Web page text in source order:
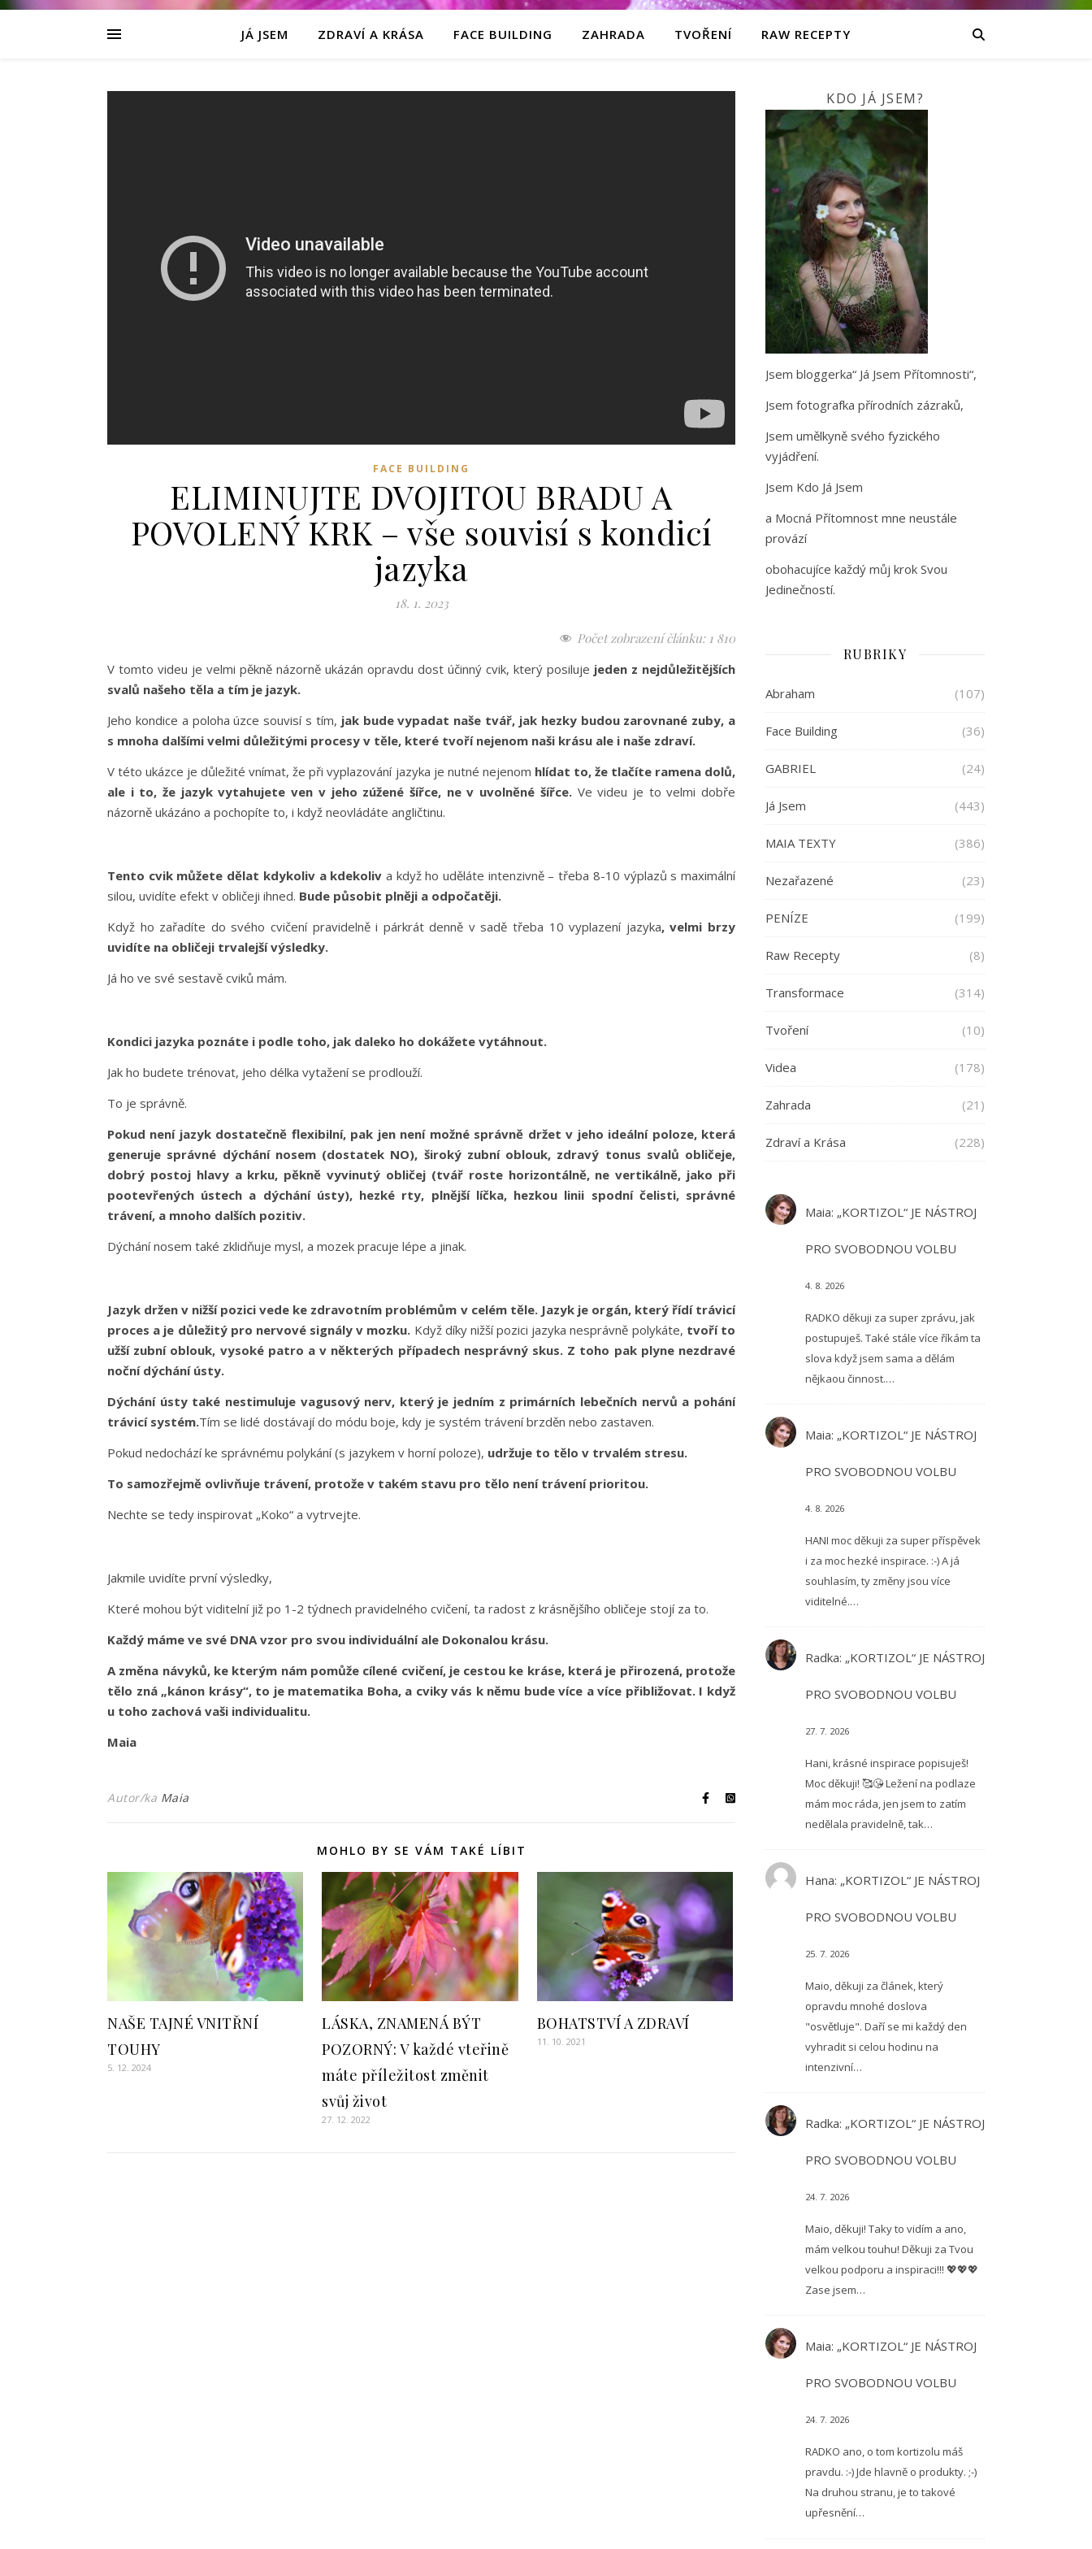
JÁ JSEM ZDRAVÍ A KRÁSA FACE BUILDING ZAHRADA TVOŘENÍ RAW RECEPTY
FACE BUILDING
ELIMINUJTE DVOJITOU BRADU A
POVOLENÝ KRK – vše souvisí s kondicí
jazyka
18. 1. 2023
Počet zobrazení článku: 1 810
V tomto videu je velmi pěkně názorně ukázán opravdu dost účinný cvik, který posiluje jeden z nejdůležitějších
svalů našeho těla a tím je jazyk.
Jeho kondice a poloha úzce souvisí s tím, jak bude vypadat naše tvář, jak hezky budou zarovnané zuby, a
s mnoha dalšími velmi důležitými procesy v těle, které tvoří nejenom naši krásu ale i naše zdraví.
V této ukázce je důležité vnímat, že při vyplazování jazyka je nutné nejenom hlídat to, že tlačíte ramena dolů,
ale i to, že jazyk vytahujete ven v jeho zúžené šířce, ne v uvolněné šířce.Ve videu je to velmi dobře
názorně ukázáno a pochopíte to, i když neovládáte angličtinu.
Tento cvik můžete dělat kdykoliv a kdekoliv a když ho uděláte intenzivně – třeba 8-10 výplazů s maximální
silou, uvidíte efekt v obličeji ihned. Bude působit plněji a odpočatěji.
Když ho zařadíte do svého cvičení pravidelně i párkrát denně v sadě třeba 10 vyplazení jazyka, velmi brzy
uvidíte na obličeji trvalejší výsledky.
Já ho ve své sestavě cviků mám.
Kondici jazyka poznáte i podle toho, jak daleko ho dokážete vytáhnout.
Jak ho budete trénovat, jeho délka vytažení se prodlouží.
To je správně.
Pokud není jazyk dostatečně flexibilní, pak jen není možné správně držet v jeho ideální poloze, která
generuje správné dýchání nosem (dostatek NO), široký zubní oblouk, zdravý tonus svalů obličeje,
dobrý postoj hlavy a krku, pěkně vyvinutý obličej (tvář roste horizontálně, ne vertikálně, jako při
pootevřených ústech a dýchání ústy), hezké rty, plnější líčka, hezkou linii spodní čelisti, správné
trávení, a mnoho dalších pozitiv.
Dýchání nosem také zklidňuje mysl, a mozek pracuje lépe a jinak.
Jazyk držen v nižší pozici vede ke zdravotním problémům v celém těle. Jazyk je orgán, který řídí trávicí
proces a je důležitý pro nervové signály v mozku. Když díky nižší pozici jazyka nesprávně polykáte, tvoří to
užší zubní oblouk, vysoké patro a v některých případech nesprávný skus. Z toho pak plyne nezdravé
noční dýchání ústy.
Dýchání ústy také nestimuluje vagusový nerv, který je jedním z primárních lebečních nervů a pohání
trávicí systém.Tím se lidé dostávají do módu boje, kdy je systém trávení brzděn nebo zastaven.
Pokud nedochází ke správnému polykání (s jazykem v horní poloze), udržuje to tělo v trvalém stresu.
To samozřejmě ovlivňuje trávení, protože v takém stavu pro tělo není trávení prioritou.
Nechte se tedy inspirovat „Koko“ a vytrvejte.
Jakmile uvidíte první výsledky,
Které mohou být viditelní již po 1-2 týdnech pravidelného cvičení, ta radost z krásnějšího obličeje stojí za to.
Každý máme ve své DNA vzor pro svou individuální ale Dokonalou krásu.
A změna návyků, ke kterým nám pomůže cílené cvičení, je cestou ke kráse, která je přirozená, protože
tělo zná „kánon krásy“, to je matematika Boha, a cviky vás k němu bude více a více přibližovat. I když
u toho zachová vaši individualitu.
Maia
Autor/ka Maia
MOHLO BY SE VÁM TAKÉ LÍBIT
NAŠE TAJNÉ VNITŘNÍ
TOUHY
5. 12. 2024
LÁSKA, ZNAMENÁ BÝT
POZORNÝ: V každé vteřině
máte příležitost změnit
svůj život
27. 12. 2022
BOHATSTVÍ A ZDRAVÍ
11. 10. 2021
KDO JÁ JSEM?
Jsem bloggerka“ Já Jsem Přítomnosti“,
Jsem fotografka přírodních zázraků,
Jsem umělkyně svého fyzického
vyjádření.
Jsem Kdo Já Jsem
a Mocná Přítomnost mne neustále
provází
obohacujíce každý můj krok Svou
Jedinečností.
RUBRIKY
Abraham (107)
Face Building (36)
GABRIEL (24)
Já Jsem (443)
MAIA TEXTY (386)
Nezařazené (23)
PENÍZE (199)
Raw Recepty (8)
Transformace (314)
Tvoření (10)
Videa (178)
Zahrada (21)
Zdraví a Krása (228)
Maia: „KORTIZOL“ JE NÁSTROJ
PRO SVOBODNOU VOLBU
4. 8. 2026
RADKO děkuji za super zprávu, jak
postupuješ. Také stále více říkám ta
slova když jsem sama a dělám
nějkaou činnost.…
Maia: „KORTIZOL“ JE NÁSTROJ
PRO SVOBODNOU VOLBU
4. 8. 2026
HANI moc děkuji za super příspěvek
i za moc hezké inspirace. :-) A já
souhlasím, ty změny jsou více
viditelné.…
Radka: „KORTIZOL“ JE NÁSTROJ
PRO SVOBODNOU VOLBU
27. 7. 2026
Hani, krásné inspirace popisuješ!
Moc děkuji! 🥰😘 Ležení na podlaze
mám moc ráda, jen jsem to zatím
nedělala pravidelně, tak…
Hana: „KORTIZOL“ JE NÁSTROJ
PRO SVOBODNOU VOLBU
25. 7. 2026
Maio, děkuji za článek, který
opravdu mnohé doslova
"osvětluje". Daří se mi každý den
vyhradit si celou hodinu na
intenzivní…
Radka: „KORTIZOL“ JE NÁSTROJ
PRO SVOBODNOU VOLBU
24. 7. 2026
Maio, děkuji! Taky to vidím a ano,
mám velkou touhu! Děkuji za Tvou
velkou podporu a inspiraci!!! 💖💖💖
Zase jsem…
Maia: „KORTIZOL“ JE NÁSTROJ
PRO SVOBODNOU VOLBU
24. 7. 2026
RADKO ano, o tom kortizolu máš
pravdu. :-) Jde hlavně o produkty. ;-)
Na druhou stranu, je to takové
upřesnění…